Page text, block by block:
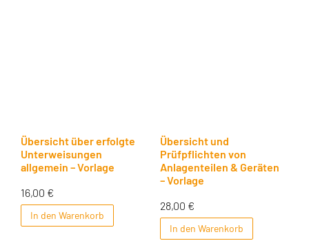
Übersicht über erfolgte
Unterweisungen
allgemein – Vorlage
16,00 €
In den Warenkorb
Übersicht und
Prüfpflichten von
Anlagenteilen & Geräten
– Vorlage
28,00 €
In den Warenkorb